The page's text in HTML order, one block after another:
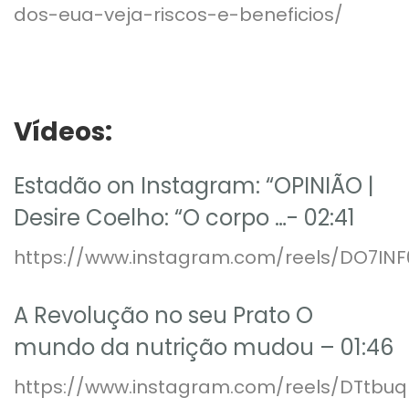
dos-eua-veja-riscos-e-beneficios/
Vídeos:
Estadão on Instagram: “OPINIÃO |
Desire Coelho: “O corpo …- 02:41
https://www.instagram.com/reels/
A Revolução no seu Prato ​O
mundo da nutrição mudou – 01:46
https://www.instagram.com/reels/